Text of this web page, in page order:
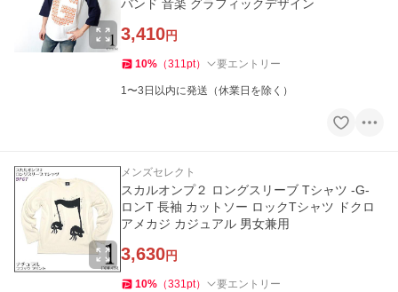
バンド 音楽 グラフィックデザイン
3,410円
10% （311pt） 要エントリー
1〜3日以内に発送（休業日を除く）
メンズセレクト
スカルオンプ２ ロングスリーブ Tシャツ -G-
ロンT 長袖 カットソー ロックTシャツ ドクロ
アメカジ カジュアル 男女兼用
3,630円
10% （331pt） 要エントリー